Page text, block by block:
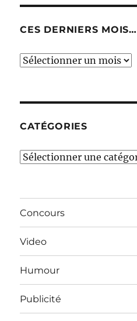
CES DERNIERS MOIS…
Ces
CATÉGORIES
Catégories
Concours
Video
Humour
Publicité